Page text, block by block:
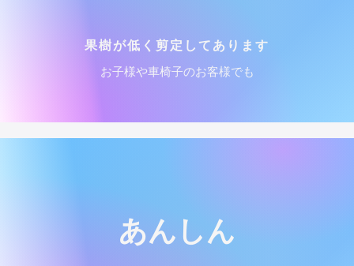
果樹が低く剪定してあります
お子様や車椅子のお客様でも
あんしん